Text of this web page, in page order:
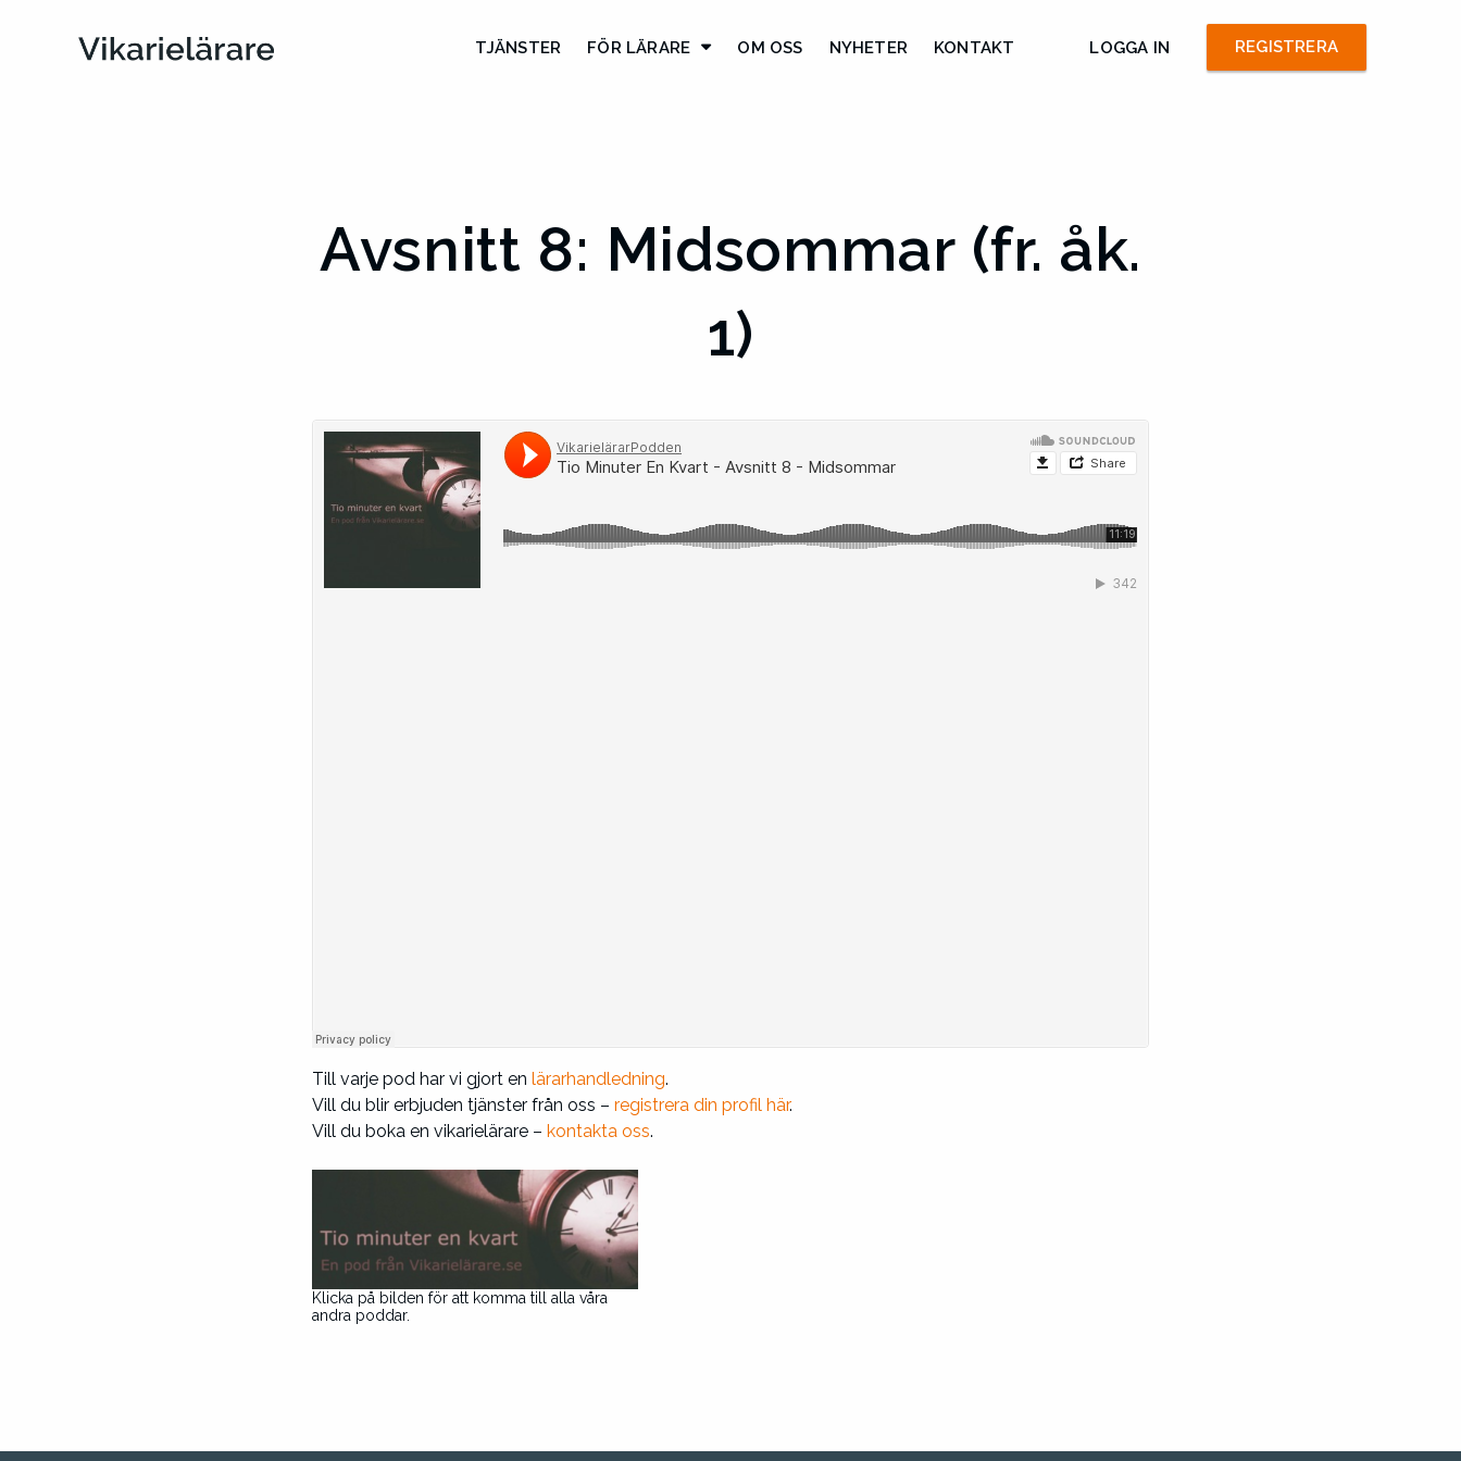
TJÄNSTER FÖR LÄRARE OM OSS NYHETER KONTAKT LOGGA IN REGISTRERA
Avsnitt 8: Midsommar (fr. åk.
1)
Till varje pod har vi gjort en lärarhandledning.
Vill du blir erbjuden tjänster från oss – registrera din profil här.
Vill du boka en vikarielärare – kontakta oss.
Klicka på bilden för att komma till alla våra
andra poddar.